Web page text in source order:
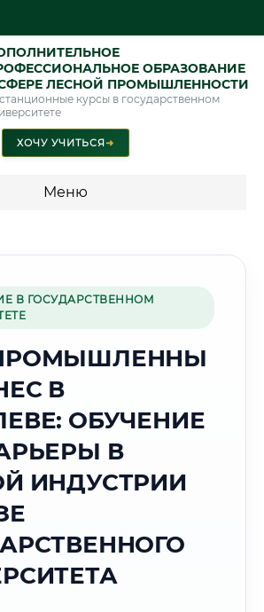
ОБРАЗОВАНИЕ
ЛЕСНОЙ ПРОМЫШЛЕННОСТИ
курсы в государственном
ХОЧУ УЧИТЬСЯ➜
Меню
🏙️
Г. МОГИЛЕВ
Точное местное время:
07:13:01
Четверг, 6 Августа
2026 г.
🌇 Закат:20:47
Световой день: 15 ч. 26 мин.
В ГОСУДАРСТВЕННОМ
В
ОБУЧЕНИЕ
В
ИНДУСТРИИ